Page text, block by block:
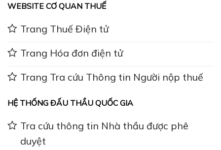
WEBSITE CƠ QUAN THUẾ
Trang Thuế Điện tử
Trang Hóa đơn điện tử
Trang Tra cứu Thông tin Người nộp thuế
HỆ THỐNG ĐẤU THẦU QUỐC GIA
Tra cứu thông tin Nhà thầu được phê
duyệt